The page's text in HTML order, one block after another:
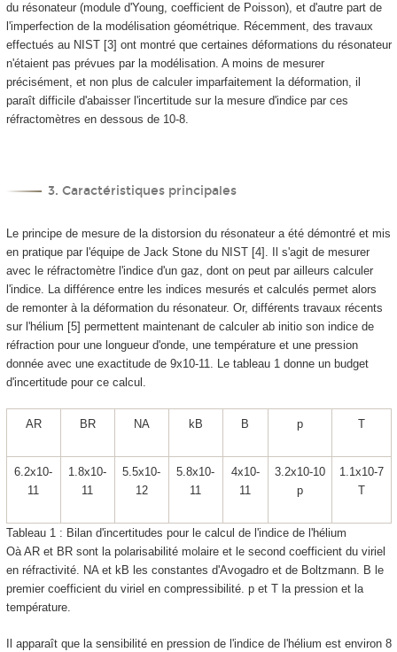
du résonateur (module d'Young, coefficient de Poisson), et d'autre part de
l'imperfection de la modélisation géométrique. Récemment, des travaux
effectués au NIST [3] ont montré que certaines déformations du résonateur
n'étaient pas prévues par la modélisation. A moins de mesurer
précisément, et non plus de calculer imparfaitement la déformation, il
paraît difficile d'abaisser l'incertitude sur la mesure d'indice par ces
réfractomètres en dessous de 10-8.
3. Caractéristiques principales
Le principe de mesure de la distorsion du résonateur a été démontré et mis
en pratique par l'équipe de Jack Stone du NIST [4]. Il s'agit de mesurer
avec le réfractomètre l'indice d'un gaz, dont on peut par ailleurs calculer
l'indice. La différence entre les indices mesurés et calculés permet alors
de remonter à la déformation du résonateur. Or, différents travaux récents
sur l'hélium [5] permettent maintenant de calculer ab initio son indice de
réfraction pour une longueur d'onde, une température et une pression
donnée avec une exactitude de 9x10-11 . Le tableau 1 donne un budget
d'incertitude pour ce calcul.
AR B R NA kB B p T
6.2x10-
11
1.8x10-
11
5.5x10-
12
5.8x10-
11
4x10-
11
3.2x10-10
p
1.1x10-7
T
Tableau 1 : Bilan d'incertitudes pour le calcul de l'indice de l'hélium
Oà ARet B Rsont la polarisabilité molaire et le second coefficient du viriel
en réfractivité. NAet kB les constantes d'Avogadro et de Boltzmann. B le
premier coefficient du viriel en compressibilité. p et T la pression et la
température.
Il apparaît que la sensibilité en pression de l'indice de l'hélium est environ 8